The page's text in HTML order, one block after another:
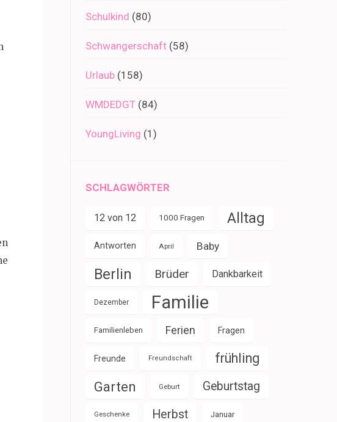
Schulkind (80)
Schwangerschaft (58)
Urlaub (158)
WMDEDGT (84)
YoungLiving (1)
SCHLAGWÖRTER
12 von 12 1000 Fragen Alltag
Antworten April Baby
Berlin Brüder Dankbarkeit
Dezember Familie
Familienleben Ferien Fragen
Freunde Freundschaft frühling
Garten Geburt Geburtstag
Geschenke Herbst Januar